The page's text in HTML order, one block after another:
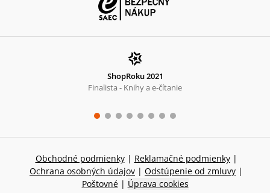
ShopRoku 2021
Finalista - Knihy a e-čítanie
Obchodné podmienky | Reklamačné podmienky |
Ochrana osobných údajov | Odstúpenie od zmluvy |
Poštovné | Úprava cookies